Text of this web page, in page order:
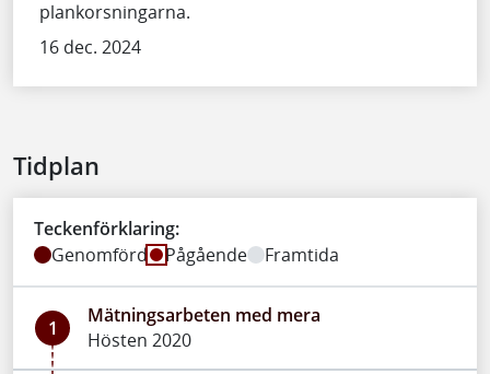
plankorsningarna.
16 dec. 2024
Tidplan
Teckenförklaring:
Genomförd
Pågående Framtida
1
Mätningsarbeten med mera
Hösten 2020